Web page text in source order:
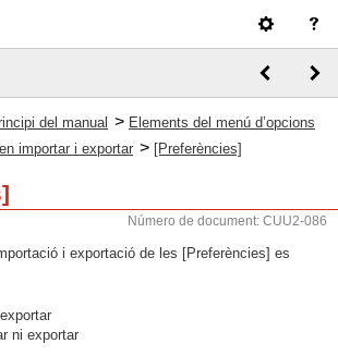
del manual > Elements del menú d’opcions
importar i exportar > [Preferències]
Número de document: CUU2-086
i exportació de les [Preferències] es
ni exportar